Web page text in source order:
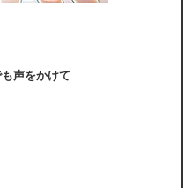
声をかけて